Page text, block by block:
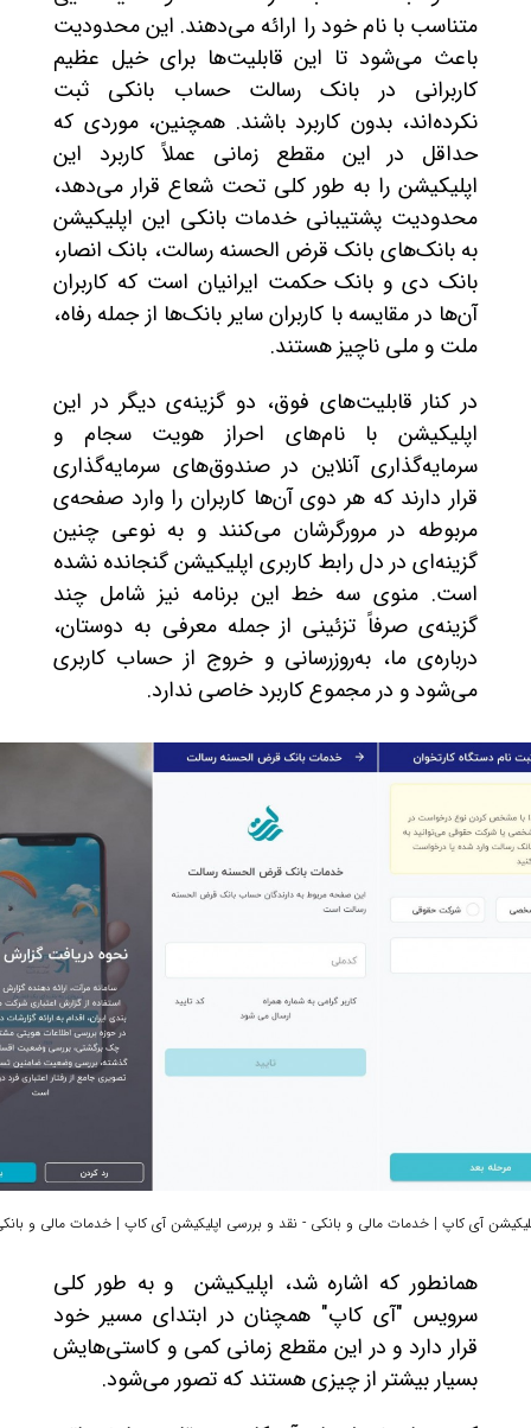
متناسب با نام خود را ارائه می‌دهند. این محدودیت
باعث می‌شود تا این قابلیت‌ها برای خیل عظیم
کاربرانی در بانک رسالت حساب بانکی ثبت
نکرده‌اند، بدون کاربرد باشند. همچنین، موردی که
حداقل در این مقطع زمانی عملاً کاربرد این
اپلیکیشن را به طور کلی تحت شعاع قرار می‌دهد،
محدودیت پشتیبانی خدمات بانکی این اپلیکیشن
به بانک‌های بانک قرض الحسنه رسالت، بانک انصار،
بانک دی و بانک حکمت ایرانیان است که کاربران
آن‌ها در مقایسه با کاربران سایر بانک‌ها از جمله رفاه،
ملت و ملی ناچیز هستند.
در کنار قابلیت‌های فوق، دو گزینه‌ی دیگر در این
اپلیکیشن با نام‌های احراز هویت سجام و
سرمایه‌گذاری آنلاین در صندوق‌های سرمایه‌گذاری
قرار دارند که هر دوی آن‌ها کاربران را وارد صفحه‌ی
مربوطه در مرورگرشان می‌کنند و به نوعی چنین
گزینه‌ای در دل رابط کاربری اپلیکیشن گنجانده نشده
است. منوی سه خط این برنامه نیز شامل چند
گزینه‌ی صرفاً تزئینی از جمله معرفی به دوستان،
درباره‌ی ما، به‌روزرسانی و خروج از حساب کاربری
می‌شود و در مجموع کاربرد خاصی ندارد.
آی کاپ | خدمات مالی و بانکی - نقد و بررسی اپلیکیشن آی کاپ | خدمات مالی و
همانطور که اشاره شد، اپلیکیشن و به طور کلی
سرویس "آی کاپ" همچنان در ابتدای مسیر خود
قرار دارد و در این مقطع زمانی کمی و کاستی‌هایش
بسیار بیشتر از چیزی هستند که تصور می‌شود.